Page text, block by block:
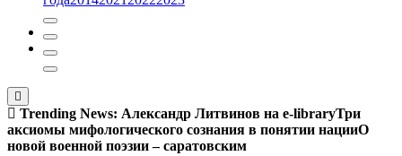
Trending News: Александр Литвинов на e-libraryТри
аксиомы мифологического сознания в понятии нацииО
новой военной поэзии – саратовским